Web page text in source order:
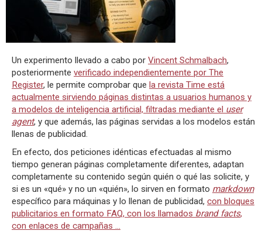
Un experimento llevado a cabo por Vincent Schmalbach,
posteriormente verificado independientemente por The
Register, le permite comprobar que la revista Time está
actualmente sirviendo páginas distintas a usuarios humanos y
a modelos de inteligencia artificial, filtradas mediante el user
agent, y que además, las páginas servidas a los modelos están
llenas de publicidad.
En efecto, dos peticiones idénticas efectuadas al mismo
tiempo generan páginas completamente diferentes, adaptan
completamente su contenido según quién o qué las solicite, y
si es un «qué» y no un «quién», lo sirven en formato markdown
específico para máquinas y lo llenan de publicidad, con bloques
publicitarios en formato FAQ, con los llamados brand facts,
con enlaces de campañas ...